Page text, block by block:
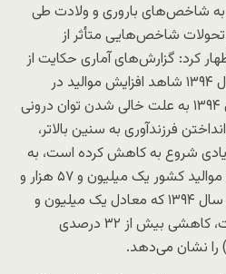
شاخص‌های باروری و ولادت طی
شاخص‌هایی متأثر از
کرد: گزارش‌های آماری حکایت از
این دارد که از سال ۱۳۸۰ تا سال ۱۳۹۴ شاهد افزایش موالید در
کشور بوده‌ایم، اما پس از سال ۱۳۹۴ به علت خالی شدن توان درونی
فرزندآوری به سنین بالاتر،
شروع به کاهش کرده است، به
گونه‌ای که در سال ۱۴۰۲ تعداد موالید کشور یک میلیون و ۵۷ هزار و
۹۵۸ مورد بوده که این رقم در سال ۱۳۹۴ که معادل یک میلیون و
۵۷۰ هزار و ۲۱۹ مورد بوده است، کاهشی بیش از ۳۲ درصدی